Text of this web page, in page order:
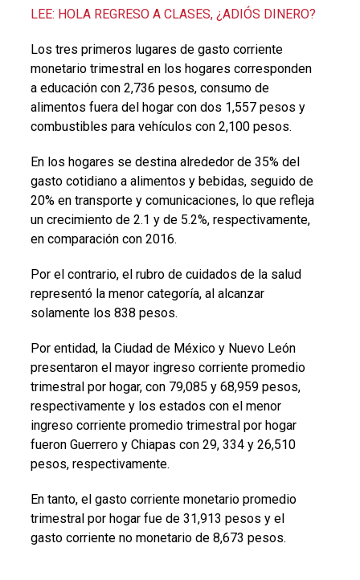
LEE: HOLA REGRESO A CLASES, ¿ADIÓS DINERO?
Los tres primeros lugares de gasto corriente
monetario trimestral en los hogares corresponden
a educación con 2,736 pesos, consumo de
alimentos fuera del hogar con dos 1,557 pesos y
combustibles para vehículos con 2,100 pesos.
En los hogares se destina alrededor de 35% del
gasto cotidiano a alimentos y bebidas, seguido de
20% en transporte y comunicaciones, lo que refleja
un crecimiento de 2.1 y de 5.2%, respectivamente,
en comparación con 2016.
Por el contrario, el rubro de cuidados de la salud
representó la menor categoría, al alcanzar
solamente los 838 pesos.
Por entidad, la Ciudad de México y Nuevo León
presentaron el mayor ingreso corriente promedio
trimestral por hogar, con 79,085 y 68,959 pesos,
respectivamente y los estados con el menor
ingreso corriente promedio trimestral por hogar
fueron Guerrero y Chiapas con 29, 334 y 26,510
pesos, respectivamente.
En tanto, el gasto corriente monetario promedio
trimestral por hogar fue de 31,913 pesos y el
gasto corriente no monetario de 8,673 pesos.